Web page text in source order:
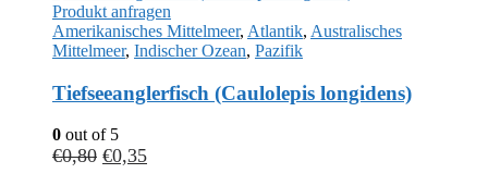
Produkt anfragen
Amerikanisches Mittelmeer, Atlantik, Australisches
Mittelmeer, Indischer Ozean, Pazifik
Tiefseeanglerfisch (Caulolepis longidens)
0 out of 5
€0,80 €0,35